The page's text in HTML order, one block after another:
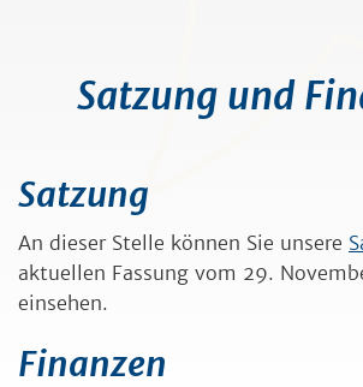
Satzung und
Satzung
An dieser Stelle können Sie unsere
aktuellen Fassung vom 29.
einsehen.
Finanzen